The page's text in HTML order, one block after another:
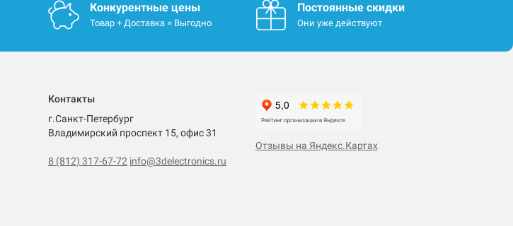
Конкурентные цены
Товар + Доставка = Выгодно
Постоянные скидки
Они уже действуют
Контакты
г.Санкт-Петербург
Владимирский проспект 15, офис 31
8 (812) 317-67-72 info@3delectronics.ru
Отзывы на Яндекс.Картах